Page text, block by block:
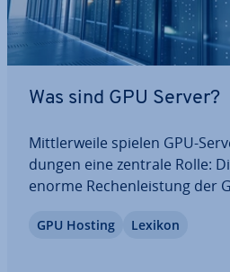
Was sind GPU Server?
Mitt­ler­wei­le spielen GPU-
dun­gen eine zentrale Rolle:
enorme Re­chen­leis­tung der
wen­dungs­ge­bie­ten wie zum
GPU Hosting Lexikon